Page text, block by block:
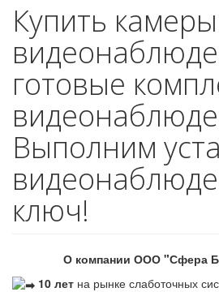
Купить камеры
готовые
Выполним
ключ!
О компании ООО "Сфера
10 лет на рынке слаботочных